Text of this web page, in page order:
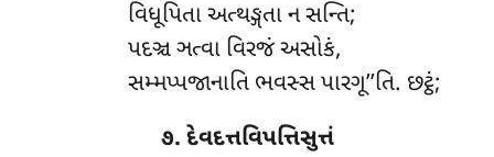
વિધૂપિતા અત્થઙ્ગતા ન સન્તિ;
પદઞ્ચ ઞત્વા વિરજં અસોકં,
સમ્મપ્પજાનાતિ ભવસ્સ પારગૂ’’તિ. છટ્ઠં;
૭. દેવદત્તવિપત્તિસુત્તં